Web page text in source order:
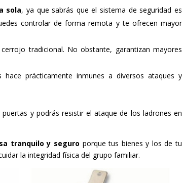
sola, ya que sabrás que el sistema de seguridad es
controlar de forma remota y te ofrecen mayor
tradicional. No obstante, garantizan mayores
prácticamente inmunes a diversos ataques y
y podrás resistir el ataque de los ladrones en
tranquilo y seguro porque tus bienes y los de tu
la integridad física del grupo familiar.